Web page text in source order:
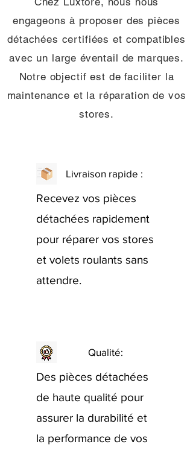
engageons à proposer des pièces
détachées certifiées et compatibles
avec un large éventail de marques.
Notre objectif est de faciliter la
maintenance et la réparation de vos
stores.
Livraison rapide :
Recevez vos pièces
détachées rapidement
pour réparer vos stores
et volets roulants sans
attendre.
Qualité:
Des pièces détachées
de haute qualité pour
assurer la durabilité et
la performance de vos